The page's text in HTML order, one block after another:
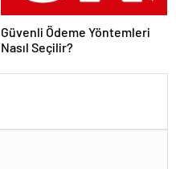
Güvenli Ödeme Yöntemleri
Nasıl Seçilir?